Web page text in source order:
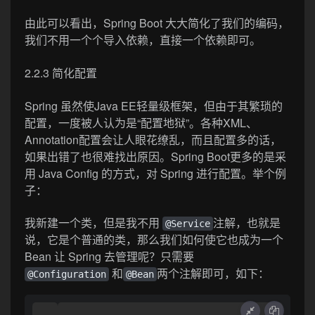
由此可以看出，Spring Boot 大大简化了我们的编码，
我们不用一个个导入依赖，直接一个依赖即可。
2.2.3 简化配置
Spring 虽然使Java EE轻量级框架，但由于其繁琐的
配置，一度被人认为是“配置地狱”。各种XML、
Annotation配置会让人眼花缭乱，而且配置多的话，
如果出错了也很难找出原因。Spring Boot更多的是采
用 Java Config 的方式，对 Spring 进行配置。举个例
子：
我新建一个类，但是我不用 @Service 注解，也就是
说，它是个普通的类，那么我们如何使它也成为一个
Bean 让 Spring 去管理呢？只需要
@Configuration 和 @Bean 两个注解即可，如下：